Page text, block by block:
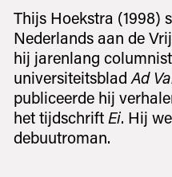
Thijs Hoekstra (1998)
Nederlands aan de
hij jarenlang
universiteitsblad Ad
publiceerde hij
het tijdschrift Ei. Hij
debuutroman.